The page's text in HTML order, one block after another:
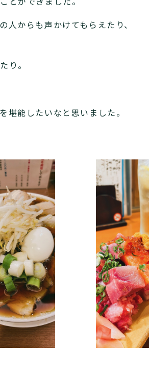
からも声かけてもらえたり、
り。
堪能したいなと思いました。